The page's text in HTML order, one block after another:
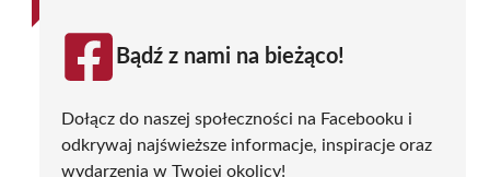
Bądź z nami na bieżąco!
Dołącz do naszej społeczności na Facebooku i
odkrywaj najświeższe informacje, inspiracje oraz
wydarzenia w Twojej okolicy!